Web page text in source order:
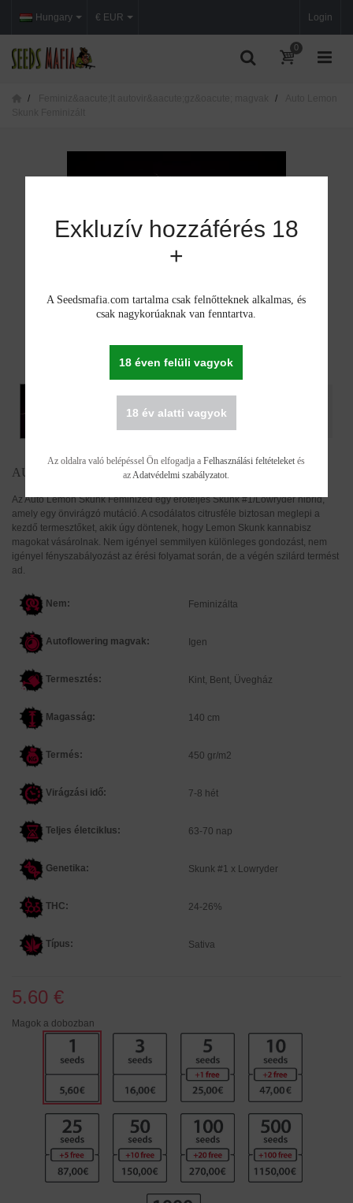
Hungary Login
€ EUR
0
AUTO LEMON SKUNK FEMINIZÁLT
Az Auto Lemon Skunk Feminized egy erőteljes Skunk #1/Lowryder hibrid,
amely egy önvirágzó mutáció. A csodálatos citrusféle biztosan meglepi a
kezdő termesztőket, akik úgy döntenek, hogy Lemon Skunk kannabisz
magokat vásárolnak. Nem igényel semmilyen különleges gondozást, nem
igényel fényszabályozást az érési folyamat során, de a végén szilárd termést
ad.
Nem: Feminizálta
Autoflowering magvak: Igen
Termesztés: Kint, Bent, Üvegház
Magasság: 140 cm
Termés: 450 gr/m2
Virágzási idő: 7-8 hét
Teljes életciklus: 63-70 nap
Genetika: Skunk #1 x Lowryder
THC: 24-26%
Típus: Sativa
5.60 €
Magok a dobozban
Exkluzív hozzáférés 18
+
A Seedsmafia.com tartalma csak felnőtteknek alkalmas, és
csak nagykorúaknak van fenntartva.
18 éven felüli vagyok
18 év alatti vagyok
Az oldalra való belépéssel Ön elfogadja aFelhasználási feltételeket és
azAdatvédelmi szabályzatot.